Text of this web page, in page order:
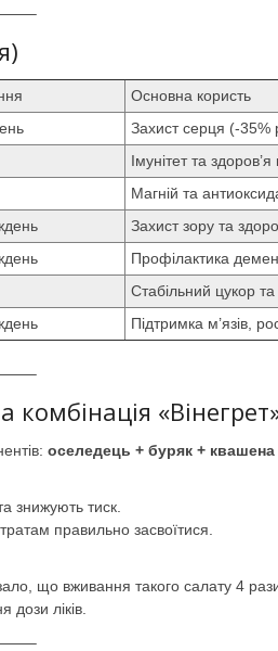
Основна користь
Захист серця (-35%
Імунітет та
Магній та
Захист зору та
Профілактика
Стабільний цукор та
Підтримка м’язів,
оселедець + буряк + квашена
знижують тиск.
правильно засвоїтися.
що вживання такого салату 4
ліків.